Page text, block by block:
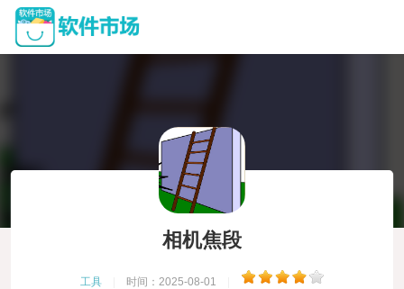
相机焦段
工具 时间：2025-08-01